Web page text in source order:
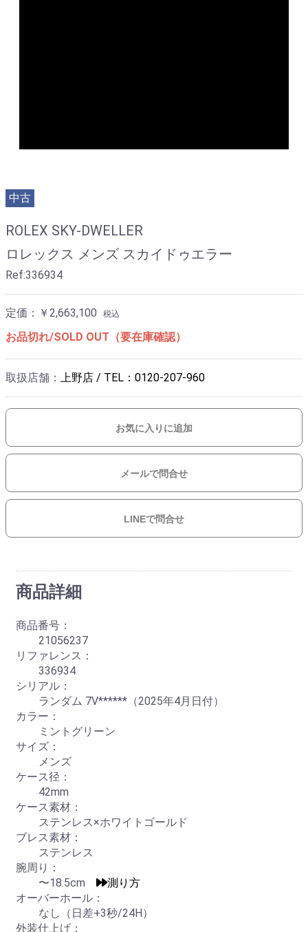
中古
ROLEX SKY-DWELLER
ロレックス メンズ スカイドゥエラー
Ref:336934
定価：￥2,663,100 税込
お品切れ/SOLD OUT（要在庫確認）
取扱店舗： 上野店 / TEL：0120-207-960
お気に入りに追加
メールで問合せ
LINEで問合せ
商品詳細
商品番号：
21056237
リファレンス：
336934
シリアル：
ランダム 7V******（2025年4月日付）
カラー：
ミントグリーン
サイズ：
メンズ
ケース径：
42mm
ケース素材：
ステンレス×ホワイトゴールド
ブレス素材：
ステンレス
腕周り：
〜18.5cm
測り方
オーバーホール：
なし（日差+3秒/24H）
外装仕上げ：